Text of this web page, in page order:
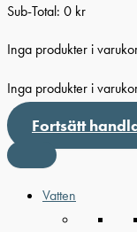
Sub-Total: 0 kr
Inga produkter i
Inga produkter i
Fortsätt
Vatten